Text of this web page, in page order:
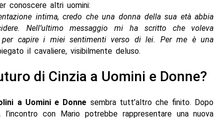
conoscere altri uomini:
intima, credo che una donna della sua età abbia
Nell’ultimo messaggio mi ha scritto che voleva
per capire i miei sentimenti verso di lei. Per me è una
il cavaliere, visibilmente deluso.
di Cinzia a Uomini e Donne?
a Uomini e Donne sembra tutt’altro che finito. Dopo
con Mario potrebbe rappresentare una nuova